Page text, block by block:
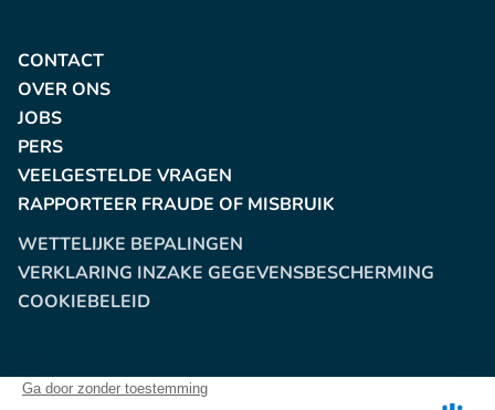
CONTACT
OVER ONS
JOBS
PERS
VEELGESTELDE VRAGEN
RAPPORTEER FRAUDE OF MISBRUIK
WETTELIJKE BEPALINGEN
VERKLARING INZAKE GEGEVENSBESCHERMING
COOKIEBELEID